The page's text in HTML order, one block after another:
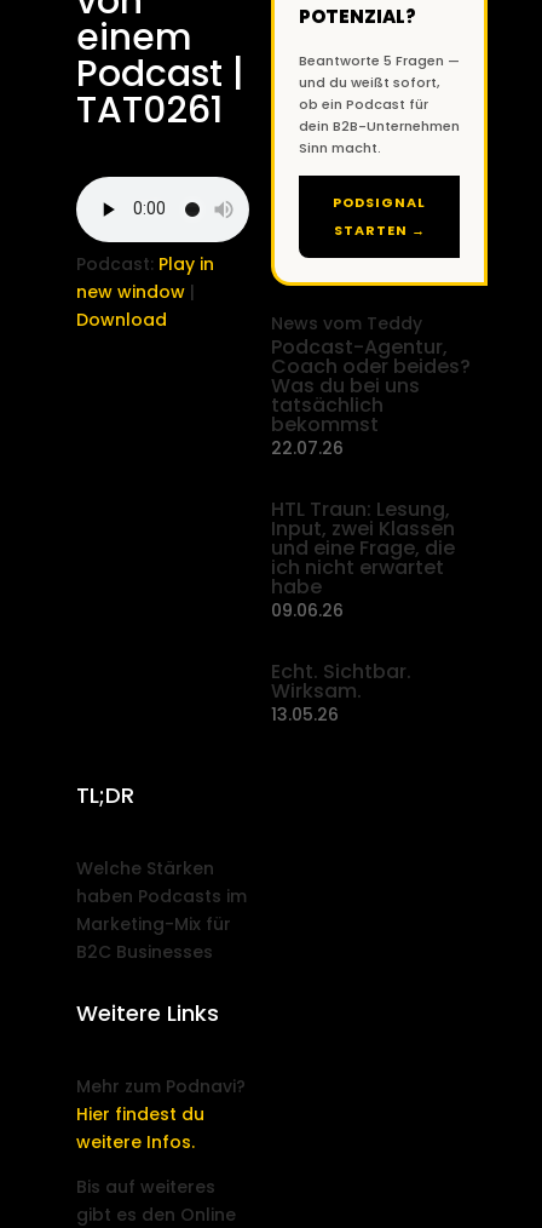
einem
Podcast |
TAT0261
Podcast: Play in
new window|
Download
TL;DR
Welche Stärken
haben Podcasts im
Marketing-Mix für
B2C Businesses
Weitere Links
Mehr zum Podnavi?
Hier findest du
weitere Infos.
Bis auf weiteres
gibt es den Online
POTENZIAL?
Beantworte 5 Fragen —
und du weißt sofort,
ob ein Podcast für
dein B2B-Unternehmen
Sinn macht.
PODSIGNAL
STARTEN →
News vom Teddy
Podcast-Agentur,
Coach oder beides?
Was du bei uns
tatsächlich
bekommst
22.07.26
HTL Traun: Lesung,
Input, zwei Klassen
und eine Frage, die
ich nicht erwartet
habe
09.06.26
Echt. Sichtbar.
Wirksam.
13.05.26